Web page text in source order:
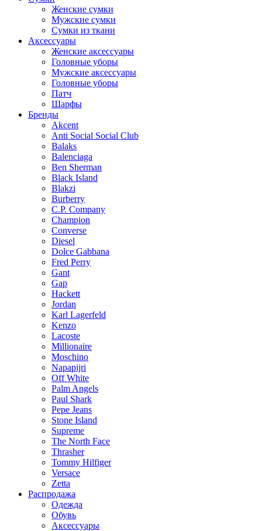
Женские сумки
Мужские сумки
Сумки из ткани
Аксессуары
Женские аксессуары
Головные уборы
Мужские аксессуары
Головные уборы
Патч
Шарфы
Бренды
Akcent
Anti Social Social Club
Balaks
Balenciaga
Ben Sherman
Black Island
Blakzi
Burberry
C.P. Company
Champion
Converse
Diesel
Dolce Gabbana
Fred Perry
Gant
Gap
Hackett
Jordan
Karl Lagerfeld
Kenzo
Lacoste
Millionaire
Moschino
Napapijri
Off White
Palm Angels
Paul Shark
Pepe Jeans
Stone Island
Supreme
The North Face
Thrasher
Tommy Hilfiger
Versace
Zetta
Распродажа
Одежда
Обувь
Аксессуары